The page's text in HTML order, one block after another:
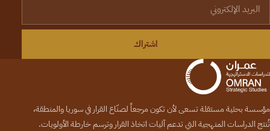
اشتراك
مؤسسة بحثية مستقلة تسعى لأن تكون مرجعاً لصنّاع القرار في سوريا والمنطقة،
تُنتج الدراسات المنهجية التي تدعم آليات اتخاذ القرار وترسم خارطة الأولويات.